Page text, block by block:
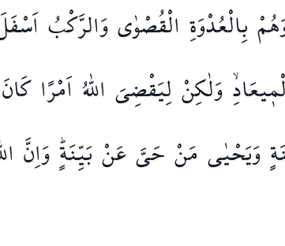
بِالْعُدْوَةِ الْقُصْوٰىوَالرَّكْبُ
وَلٰكِنْلِيَقْضِيَ اللّٰهُاَمْرًا كَانَ
وَيَحْيٰى مَنْ حَيَّ عَنْبَيِّنَةٍۜوَاِنَّ